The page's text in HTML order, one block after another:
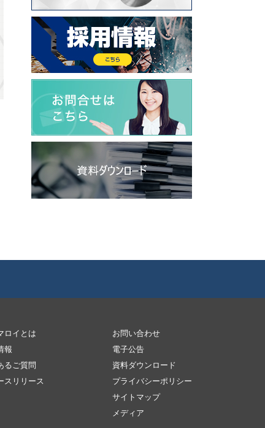
ロイとは
報
るご質問
スリリース
お問い合わせ
電子公告
資料ダウンロード
プライバシーポリシー
サイトマップ
メディア